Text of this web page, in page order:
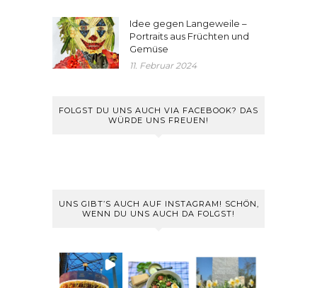
Idee gegen Langeweile –
Portraits aus Früchten und
Gemüse
11. Februar 2024
FOLGST DU UNS AUCH VIA FACEBOOK? DAS
WÜRDE UNS FREUEN!
UNS GIBT’S AUCH AUF INSTAGRAM! SCHÖN,
WENN DU UNS AUCH DA FOLGST!